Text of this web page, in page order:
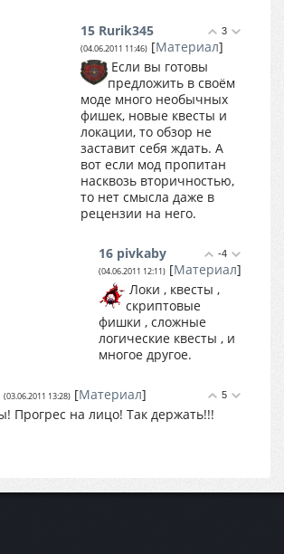
3
15 Rurik345
(04.06.2011 11:46) [Материал]
Если вы готовы
предложить в своём
моде много необычных
фишек, новые квесты и
локации, то обзор не
заставит себя ждать. А
вот если мод пропитан
насквозь вторичностью,
то нет смысла даже в
рецензии на него.
-4
16 pivkaby
(04.06.2011 12:11) [Материал]
Локи , квесты ,
скриптовые
фишки , сложные
логические квесты , и
многое другое.
5
(03.06.2011 13:28) [Материал]
Прогрес на лицо! Так держать!!!